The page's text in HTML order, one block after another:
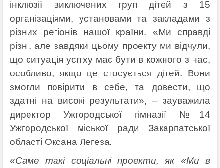
інклюзії виключених груп дітей з 15
організаціями, установами та закладами з
різних регіонів нашої країни. «Ми справді
різні, але завдяки цьому проекту ми відчули,
що ситуація успіху має бути в кожного з нас,
особливо, якщо це стосується дітей. Вони
змогли повірити в себе, та довести, що
здатні на високі результати», – зауважила
директор Ужгородської гімназії №14
Ужгородської міської ради Закарпатської
області Оксана Легеза.
«Саме такі соціальні проекти, як «Ми в